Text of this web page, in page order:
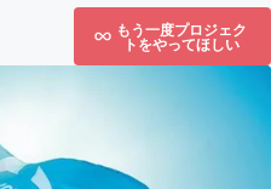
もう一度プロジェク
トをやってほしい